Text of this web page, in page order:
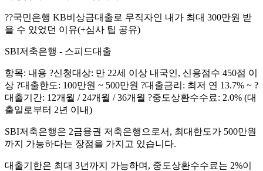
?‍?국민은행 KB비상금대출로 무직자인 내가 최대 300만원 받
을 수 있었던 이유(+심사 팁 공유)
SBI저축은행 - 스피드대출
항목: 내용 ?신청대상: 만 22세 이상 내국인, 신용점수 450점 이
상 ?대출한도: 100만원 ~ 500만원 ?대출금리: 최저 연 13.7% ~ ?
대출기간: 12개월 / 24개월 / 36개월 ?중도상환수수료: 2.0% (대
출일로부터 2년 이내)
SBI저축은행은 2금융권 저축은행으로서, 최대한도가 500만원
까지 가능하다는 장점을 가지고 있습니다.
대출기한은 최대 3년까지 가능하며, 중도상환수수료는 2%이